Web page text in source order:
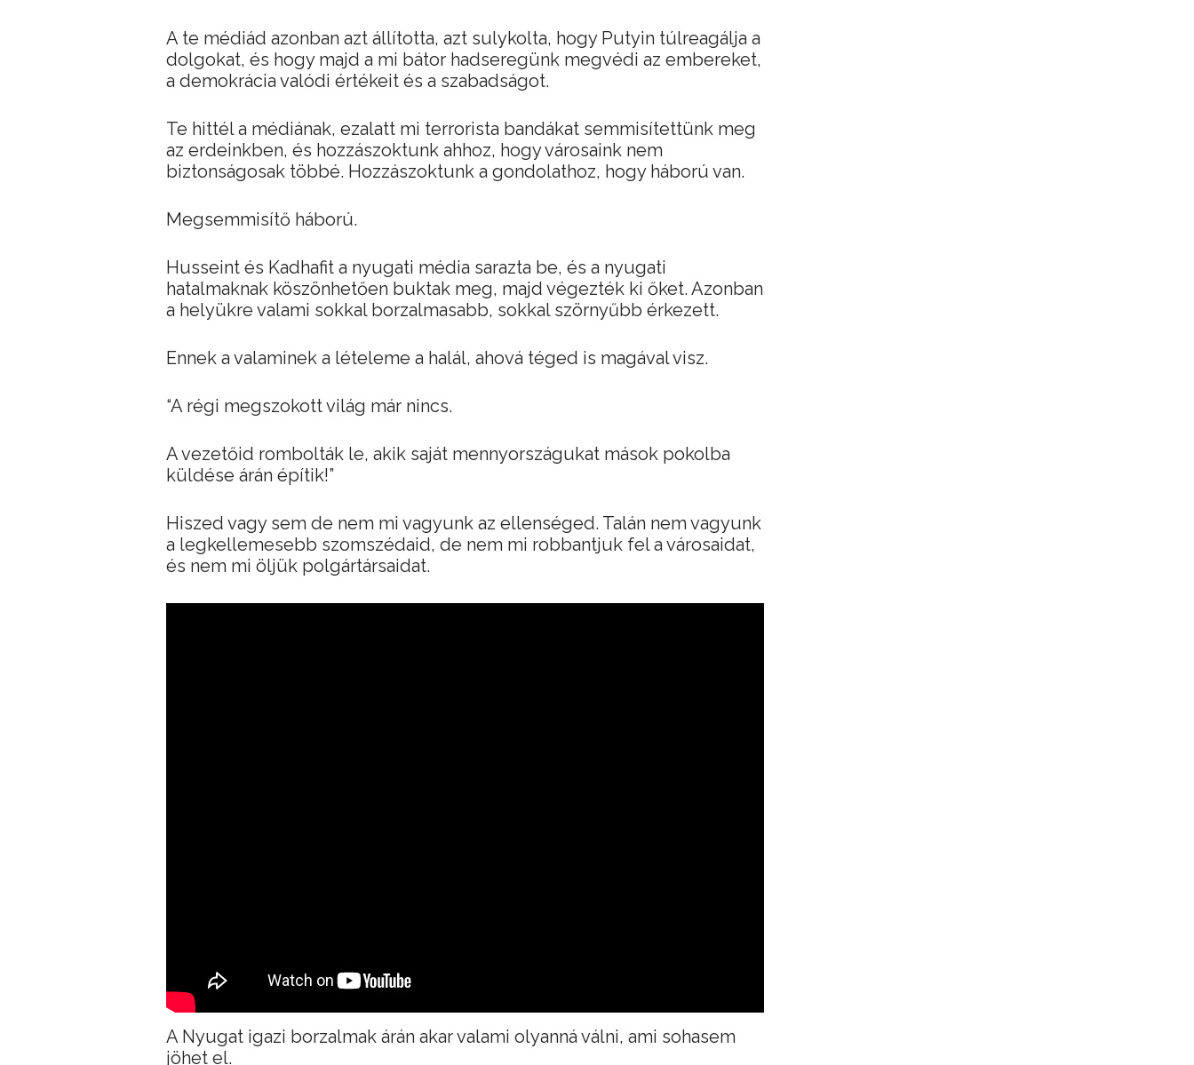
A te médiád azonban azt állította, azt sulykolta, hogy Putyin túlreagálja a
dolgokat, és hogy majd a mi bátor hadseregünk megvédi az embereket,
a demokrácia valódi értékeit és a szabadságot.
Te hittél a médiának, ezalatt mi terrorista bandákat semmisítettünk meg
az erdeinkben, és hozzászoktunk ahhoz, hogy városaink nem
biztonságosak többé. Hozzászoktunk a gondolathoz, hogy háború van.
Megsemmisítő háború.
Husseint és Kadhafit a nyugati média sarazta be, és a nyugati
hatalmaknak köszönhetően buktak meg, majd végezték ki őket. Azonban
a helyükre valami sokkal borzalmasabb, sokkal szörnyűbb érkezett.
Ennek a valaminek a lételeme a halál, ahová téged is magával visz.
“A régi megszokott világ már nincs.
A vezetőid rombolták le, akik saját mennyországukat mások pokolba
küldése árán építik!”
Hiszed vagy sem de nem mi vagyunk az ellenséged. Talán nem vagyunk
a legkellemesebb szomszédaid, de nem mi robbantjuk fel a városaidat,
és nem mi öljük polgártársaidat.
A Nyugat igazi borzalmak árán akar valami olyanná válni, ami sohasem
jöhet el.